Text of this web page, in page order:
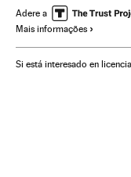
Restaurantes
Adere a
Mais informações
Si está interesado en